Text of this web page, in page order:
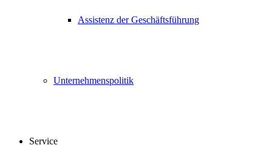
Assistenz der Geschäftsführung
Unternehmenspolitik
Service